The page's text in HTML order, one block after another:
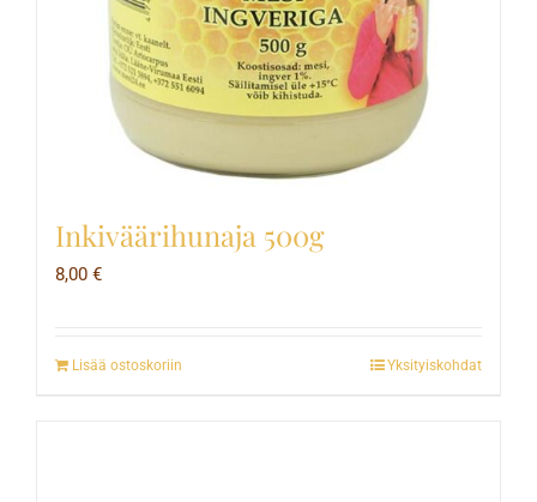
Inkiväärihunaja 500g
8,00 €
Lisää ostoskoriin Yksityiskohdat